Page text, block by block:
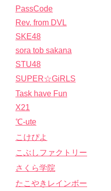
PassCode
Rev. from DVL
SKE48
sora tob sakana
STU48
SUPER☆GiRLS
Task have Fun
X21
℃-ute
こけぴよ
こぶしファクトリー
さくら学院
たこやきレインボー